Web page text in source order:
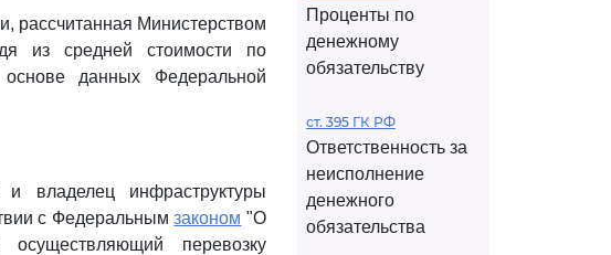
рассчитанная Министерством
из средней стоимости по
данных Федеральной
и владелец инфраструктуры
с Федеральнымзаконом "О
перевозку
Проценты по
денежному
обязательству
ст. 395 ГК РФ
Ответственность за
неисполнение
денежного
обязательства